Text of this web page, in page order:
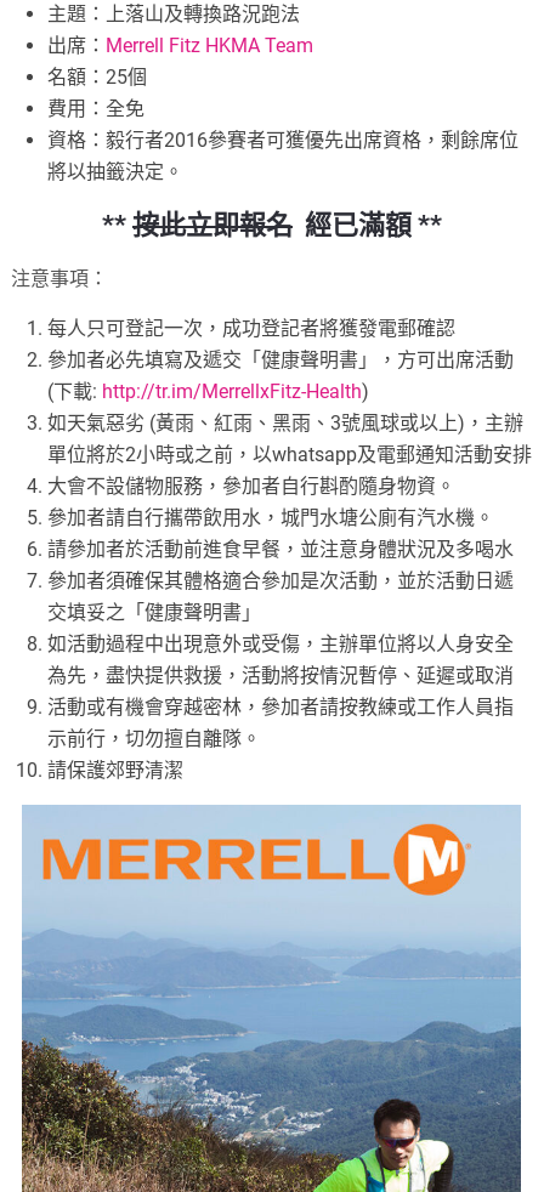
主題：上落山及轉換路況跑法
出席： Merrell Fitz HKMA Team
名額：25個
費用：全免
資格：毅行者2016參賽者可獲優先出席資格，剩餘席位
將以抽籤決定。
** 按此立即報名經已滿額 **
注意事項：
每人只可登記一次，成功登記者將獲發電郵確認
參加者必先填寫及遞交「健康聲明書」，方可出席活動
(下載: http://tr.im/MerrellxFitz-Health)
如天氣惡劣 (黃雨、紅雨、黑雨、3號風球或以上)，主辦
單位將於2小時或之前，以whatsapp及電郵通知活動安排
大會不設儲物服務，參加者自行斟酌隨身物資。
參加者請自行攜帶飲用水，城門水塘公廁有汽水機。
請參加者於活動前進食早餐，並注意身體狀況及多喝水
參加者須確保其體格適合參加是次活動，並於活動日遞
交填妥之「健康聲明書」
如活動過程中出現意外或受傷，主辦單位將以人身安全
為先，盡快提供救援，活動將按情況暫停、延遲或取消
活動或有機會穿越密林，參加者請按教練或工作人員指
示前行，切勿擅自離隊。
請保護郊野清潔